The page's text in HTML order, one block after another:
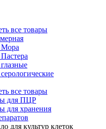
все товары
все товары
для ПЦР
для хранения
для культур клеток